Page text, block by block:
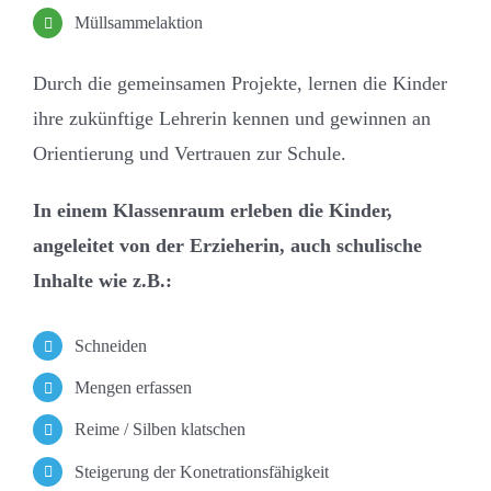
Müllsammelaktion
Durch die gemeinsamen Projekte, lernen die Kinder
ihre zukünftige Lehrerin kennen und gewinnen an
Orientierung und Vertrauen zur Schule.
In einem Klassenraum erleben die Kinder,
angeleitet von der Erzieherin, auch schulische
Inhalte wie z.B.:
Schneiden
Mengen erfassen
Reime / Silben klatschen
Steigerung der Konetrationsfähigkeit